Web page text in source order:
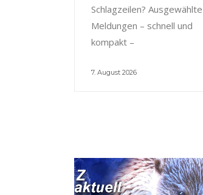
Schlagzeilen? Ausgewählte
Meldungen – schnell und
kompakt –
7. August 2026